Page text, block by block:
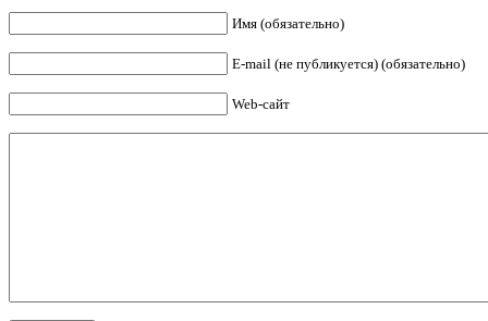
Имя (обязательно)
E-mail (не публикуется) (обязательно)
Web-сайт